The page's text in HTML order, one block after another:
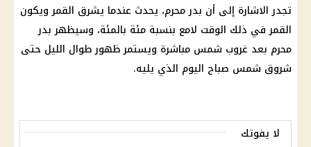
تجدر الاشارة إلى أن بدر محرم، يحدث عندما يشرق القمر ويكون
القمر في ذلك الوقت لامع بنسبة مئة بالمئة، وسيظهر بدر
محرم بعد غروب شمس مباشرة ويستمر ظهور طوال الليل حتى
شروق شمس صباح اليوم الذي يليه.
لا يفوتك